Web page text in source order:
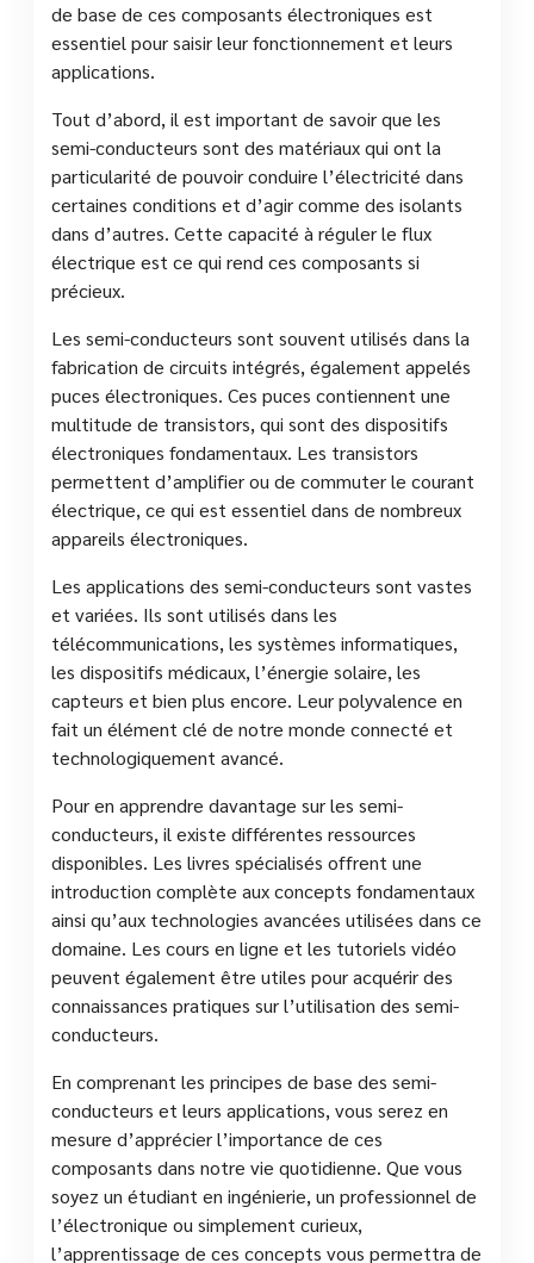
de base de ces composants électroniques est
essentiel pour saisir leur fonctionnement et leurs
applications.
Tout d’abord, il est important de savoir que les
semi-conducteurs sont des matériaux qui ont la
particularité de pouvoir conduire l’électricité dans
certaines conditions et d’agir comme des isolants
dans d’autres. Cette capacité à réguler le flux
électrique est ce qui rend ces composants si
précieux.
Les semi-conducteurs sont souvent utilisés dans la
fabrication de circuits intégrés, également appelés
puces électroniques. Ces puces contiennent une
multitude de transistors, qui sont des dispositifs
électroniques fondamentaux. Les transistors
permettent d’amplifier ou de commuter le courant
électrique, ce qui est essentiel dans de nombreux
appareils électroniques.
Les applications des semi-conducteurs sont vastes
et variées. Ils sont utilisés dans les
télécommunications, les systèmes informatiques,
les dispositifs médicaux, l’énergie solaire, les
capteurs et bien plus encore. Leur polyvalence en
fait un élément clé de notre monde connecté et
technologiquement avancé.
Pour en apprendre davantage sur les semi-
conducteurs, il existe différentes ressources
disponibles. Les livres spécialisés offrent une
introduction complète aux concepts fondamentaux
ainsi qu’aux technologies avancées utilisées dans ce
domaine. Les cours en ligne et les tutoriels vidéo
peuvent également être utiles pour acquérir des
connaissances pratiques sur l’utilisation des semi-
conducteurs.
En comprenant les principes de base des semi-
conducteurs et leurs applications, vous serez en
mesure d’apprécier l’importance de ces
composants dans notre vie quotidienne. Que vous
soyez un étudiant en ingénierie, un professionnel de
l’électronique ou simplement curieux,
l’apprentissage de ces concepts vous permettra de